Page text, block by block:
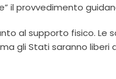
il provvedimento
al supporto fisico. Le
gli Stati saranno liberi